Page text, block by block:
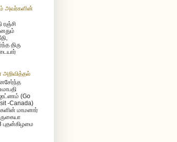
அவர்களின்
ரஞ்சி
திரு
(Go
-Canada)
மாமனார்